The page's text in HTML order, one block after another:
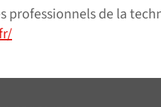
professionnels de la